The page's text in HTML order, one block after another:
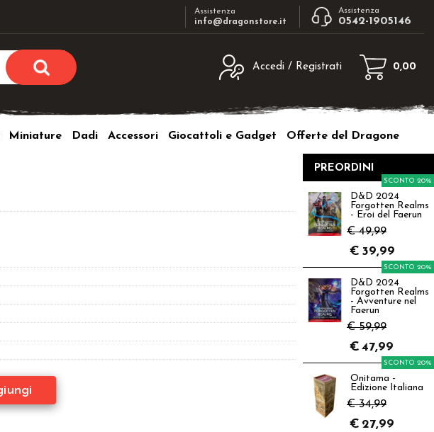
Assistenza
info@dragonstore.it
Assistenza
0542-1905146
Accedi / Registrati
utente e la password e poi clicca sul
Password:
sito clicca sul pulsante "Registrati"
0,00
Miniature Dadi Accessori Giocattoli e Gadget Offerte del Dragone
PREORDINI
D&D 2024
Forgotten Realms
- Eroi del Faerun
€ 49,99
SCONTO 20%
€ 39,99
D&D 2024
Forgotten Realms
- Avventure nel
Faerun
€ 59,99
SCONTO 20%
€ 47,99
Onitama -
Edizione Italiana
€ 34,99
SCONTO 20%
€ 27,99